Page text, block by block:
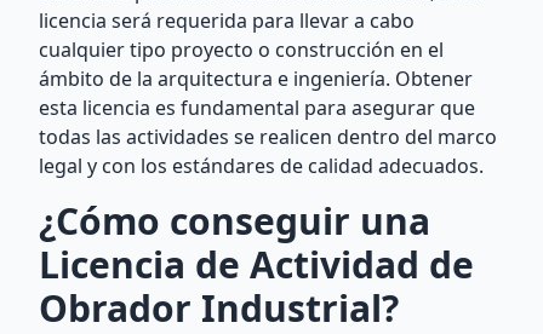
licencia será requerida para llevar a cabo
cualquier tipo proyecto o construcción en el
ámbito de la arquitectura e ingeniería. Obtener
esta licencia es fundamental para asegurar que
todas las actividades se realicen dentro del marco
legal y con los estándares de calidad adecuados.
¿Cómo conseguir una
Licencia de Actividad de
Obrador Industrial?